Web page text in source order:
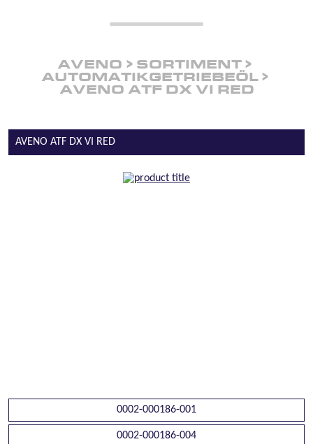
AVENO
SORTIMENT
AUTOMATIKGETRIEBEÖL
AVENO ATF DX VI RED
AVENO ATF DX VI RED
0002-000186-001
0002-000186-004